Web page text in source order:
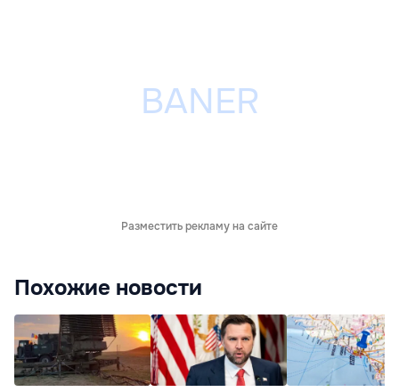
Разместить рекламу на сайте
Похожие новости